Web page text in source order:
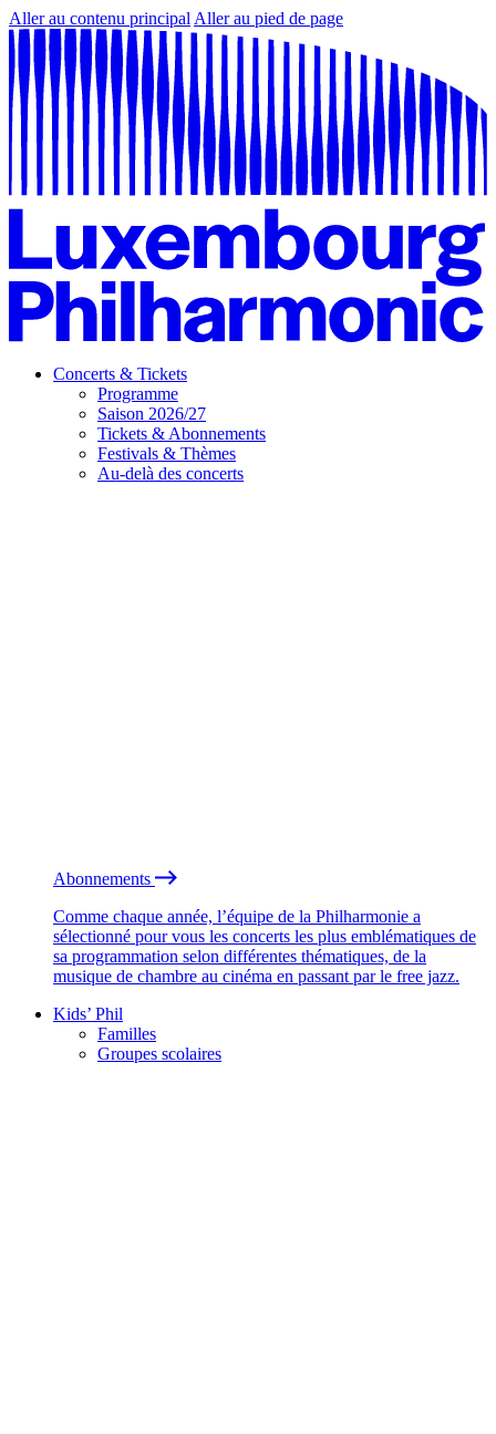
Aller au contenu principal Aller au pied de page
Concerts & Tickets
Programme
Saison 2026/27
Tickets & Abonnements
Festivals & Thèmes
Au-delà des concerts
Abonnements
Comme chaque année, l’équipe de la Philharmonie a
sélectionné pour vous les concerts les plus emblématiques de
sa programmation selon différentes thématiques, de la
musique de chambre au cinéma en passant par le free jazz.
Kids’ Phil
Familles
Groupes scolaires